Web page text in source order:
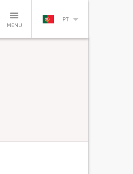
MENU
PT